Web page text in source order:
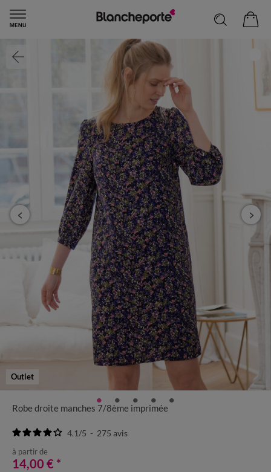
Outlet
Robe droite manches 7/8ème imprimée
4.1/5 - 275 avis
à partir de
14,00 € *